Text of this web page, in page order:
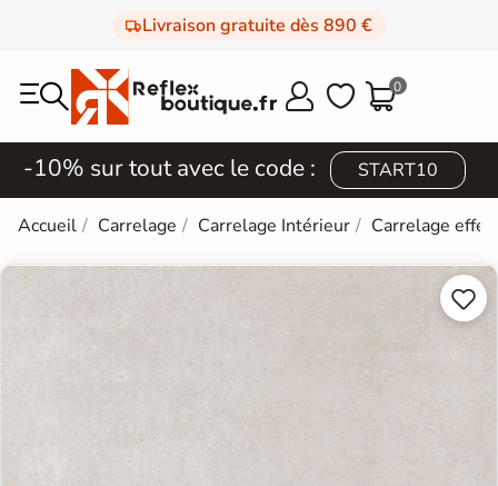
Livraison gratuite dès 890 €
  0
-10% sur tout avec le code : START10
Accueil Carrelage Carrelage Intérieur Carrelage effet

